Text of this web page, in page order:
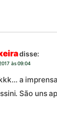
disse:
às 09:04
a
São uns